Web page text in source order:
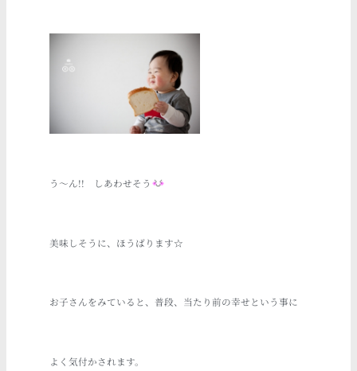
う～ん!! しあわせそう
美味しそうに、ほうばります☆
お子さんをみていると、普段、当たり前の幸せという事に
よく気付かされます。